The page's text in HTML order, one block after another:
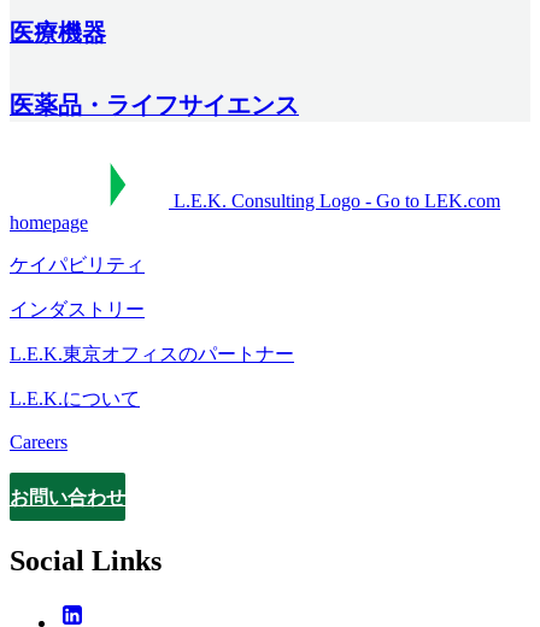
医療機器
医薬品・ライフサイエンス
L.E.K. Consulting Logo - Go to LEK.com
homepage
ケイパビリティ
インダストリー
L.E.K.東京オフィスのパートナー
L.E.K.について
Careers
Contact
お問い合わせ
Social Links